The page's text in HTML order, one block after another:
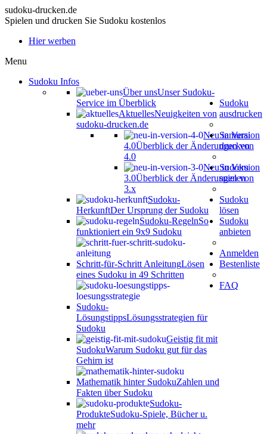
sudoku-drucken.de
Spielen und drucken Sie Sudoku kostenlos
Hier werben
Menu
Sudoku Infos
Über unsUnser Sudoku-
Service im Überblick
AktuellesNeuigkeiten von
sudoku-drucken.de
Neu in Version
4.0Überblick der Änderungen von
4.0
Neu in Version
3.0Überblick der Änderungen von
3.x
Sudoku-
HerkunftDer Ursprung der Sudoku
Sudoku-RegelnSo
funktioniert ein 9x9 Sudoku
Schritt-für-Schritt AnleitungLösen
eines Sudoku in 49 Schritten
Sudoku-
LösungstippsLösungsstrategien für
Sudoku
Geistig fit mit
SudokuWarum Sudoku gut für das
Gehirn ist
Mathematik hinter SudokuZahlen und
Fakten über Sudoku
Sudoku-
ProdukteSudoku-Spiele, Bücher u.
mehr
Sudoku
ausdrucken
Samurai
drucken
Sudoku
spielen
Sudoku
lösen
Sudoku
anbieten
Anmelden
Bestenliste
FAQ